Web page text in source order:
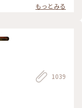
もっとみる
1039